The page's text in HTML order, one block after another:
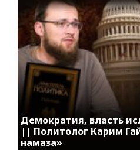
Демократия, власть
|| Политолог Карим
намаза»